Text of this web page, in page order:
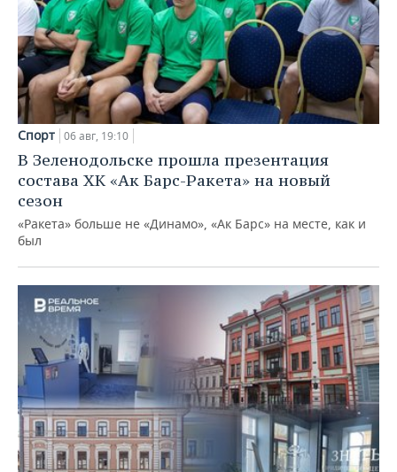
Спорт 06 авг, 19:10
В Зеленодольске прошла презентация
состава ХК «Ак Барс-Ракета» на новый
сезон
«Ракета» больше не «Динамо», «Ак Барс» на месте, как и
был